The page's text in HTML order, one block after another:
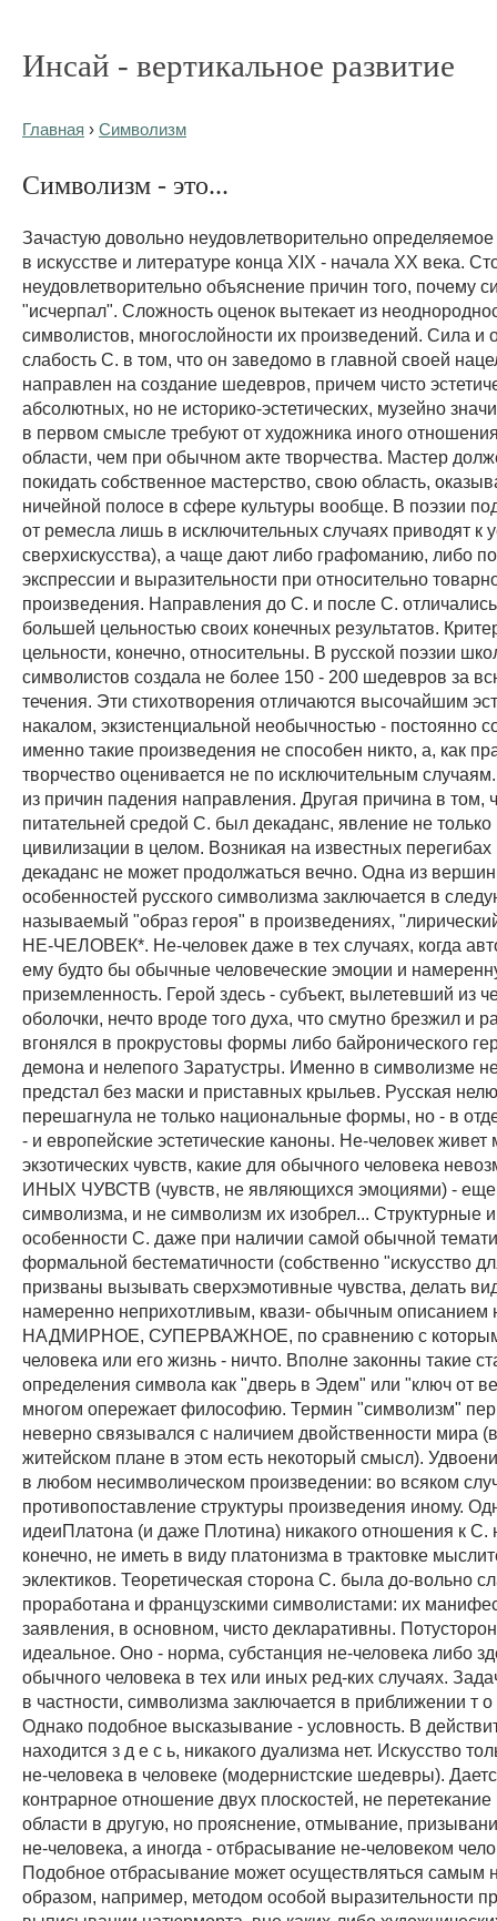
Инсай - вертикальное развитие
Главная › Символизм
Символизм - это...
Зачастую довольно неудовлетворительно
в искусстве и литературе конца XIX - начала XX века.
неудовлетворительно объяснение причин того, почему
"исчерпал". Сложность оценок вытекает из
символистов, многослойности их произведений. Сила и
слабость С. в том, что он заведомо в главной своей
направлен на создание шедевров, причем чисто
абсолютных, но не историко-эстетических, музейно
в первом смысле требуют от художника иного
области, чем при обычном акте творчества. Мастер
покидать собственное мастерство, свою область,
ничейной полосе в сфере культуры вообще. В поэзии
от ремесла лишь в исключительных случаях приводят к
сверхискусства), а чаще дают либо графоманию, либо
экспрессии и выразительности при относительно
произведения. Направления до С. и после С.
большей цельностью своих конечных результатов.
цельности, конечно, относительны. В русской поэзии
символистов создала не более 150 - 200 шедевров за
течения. Эти стихотворения отличаются высочайшим
накалом, экзистенциальной необычностью - постоянно
именно такие произведения не способен никто, а, как
творчество оценивается не по исключительным
из причин падения направления. Другая причина в том,
питательней средой С. был декаданс, явление не только
цивилизации в целом. Возникая на известных перегибах
декаданс не может продолжаться вечно. Одна из
особенностей русского символизма заключается в
называемый "образ героя" в произведениях,
НЕ-ЧЕЛОВЕК*. Не-человек даже в тех случаях, когда
ему будто бы обычные человеческие эмоции и
приземленность. Герой здесь - субъект, вылетевший из
оболочки, нечто вроде того духа, что смутно брезжил и
вгонялся в прокрустовы формы либо байронического
демона и нелепого Заратустры. Именно в символизме
предстал без маски и приставных крыльев. Русская
перешагнула не только национальные формы, но - в
- и европейские эстетические каноны. Не-человек живет
экзотических чувств, какие для обычного человека
ИНЫХ ЧУВСТВ (чувств, не являющихся эмоциями) - еще
символизма, и не символизм их изобрел... Структурные
особенности С. даже при наличии самой обычной
формальной бестематичности (собственно "искусство
призваны вызывать сверхэмотивные чувства, делать
намеренно неприхотливым, квази- обычным описанием
НАДМИРНОЕ, СУПЕРВАЖНОЕ, по сравнению с
человека или его жизнь - ничто. Вполне законны такие
определения символа как "дверь в Эдем" или "ключ от
многом опережает философию. Термин "символизм"
неверно связывался с наличием двойственности мира
житейском плане в этом есть некоторый смысл).
в любом несимволическом произведении: во всяком
противопоставление структуры произведения иному.
идеиПлатона (и даже Плотина) никакого отношения к С.
конечно, не иметь в виду платонизма в трактовке
эклектиков. Теоретическая сторона С. была до-вольно
проработана и французскими символистами: их
заявления, в основном, чисто декларативны.
идеальное. Оно - норма, субстанция не-человека либо
обычного человека в тех или иных ред-ких случаях.
в частности, символизма заключается в приближении т о
Однако подобное высказывание - условность. В
находится з д е с ь, никакого дуализма нет. Искусство
не-человека в человеке (модернистские шедевры).
контрарное отношение двух плоскостей, не перетекание
области в другую, но прояснение, отмывание,
не-человека, а иногда - отбрасывание не-человеком
Подобное отбрасывание может осуществляться самым
образом, например, методом особой выразительности